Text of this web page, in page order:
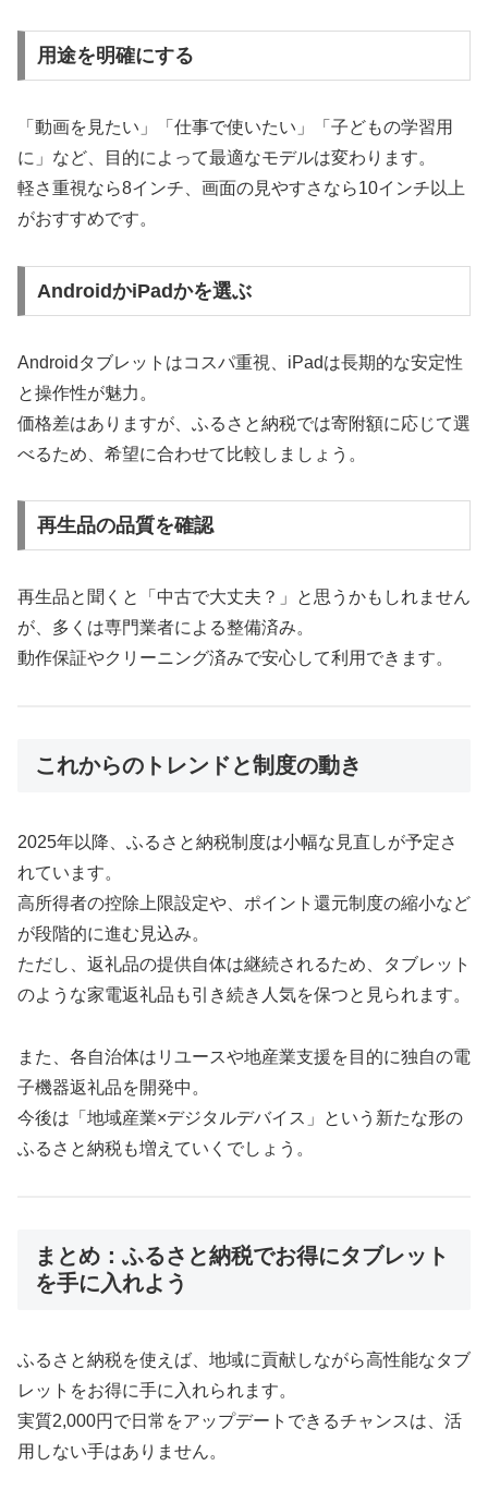
用途を明確にする
「動画を見たい」「仕事で使いたい」「子どもの学習用
に」など、目的によって最適なモデルは変わります。
軽さ重視なら8インチ、画面の見やすさなら10インチ以上
がおすすめです。
AndroidかiPadかを選ぶ
Androidタブレットはコスパ重視、iPadは長期的な安定性
と操作性が魅力。
価格差はありますが、ふるさと納税では寄附額に応じて選
べるため、希望に合わせて比較しましょう。
再生品の品質を確認
再生品と聞くと「中古で大丈夫？」と思うかもしれません
が、多くは専門業者による整備済み。
動作保証やクリーニング済みで安心して利用できます。
これからのトレンドと制度の動き
2025年以降、ふるさと納税制度は小幅な見直しが予定さ
れています。
高所得者の控除上限設定や、ポイント還元制度の縮小など
が段階的に進む見込み。
ただし、返礼品の提供自体は継続されるため、タブレット
のような家電返礼品も引き続き人気を保つと見られます。
また、各自治体はリユースや地産業支援を目的に独自の電
子機器返礼品を開発中。
今後は「地域産業×デジタルデバイス」という新たな形の
ふるさと納税も増えていくでしょう。
まとめ：ふるさと納税でお得にタブレット
を手に入れよう
ふるさと納税を使えば、地域に貢献しながら高性能なタブ
レットをお得に手に入れられます。
実質2,000円で日常をアップデートできるチャンスは、活
用しない手はありません。